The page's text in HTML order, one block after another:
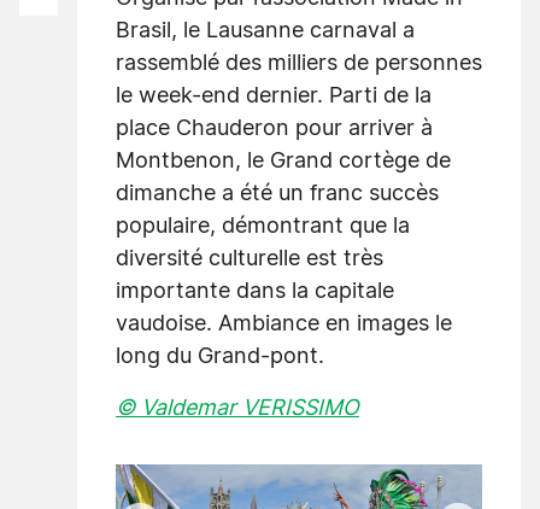
Brasil, le Lausanne carnaval a
rassemblé des milliers de personnes
le week-end dernier. Parti de la
place Chauderon pour arriver à
Montbenon, le Grand cortège de
dimanche a été un franc succès
populaire, démontrant que la
diversité culturelle est très
importante dans la capitale
vaudoise. Ambiance en images le
long du Grand-pont.
© Valdemar VERISSIMO